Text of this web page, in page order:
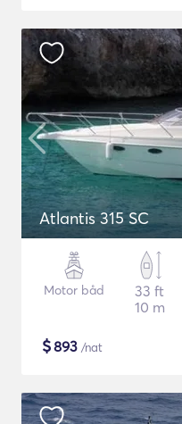
Atlantis 315 SC
Motor båd
33 ft
10 m
$893 /nat